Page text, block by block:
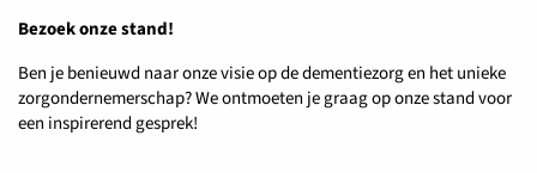
Bezoek onze stand!
Ben je benieuwd naar onze visie op de dementiezorg en het unieke
zorgondernemerschap? We ontmoeten je graag op onze stand voor
een inspirerend gesprek!